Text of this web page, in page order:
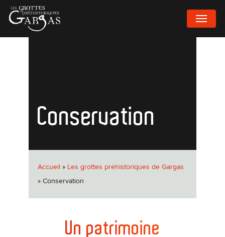
Passer
contenu
MENU
Conservation
Accueil » Les grottes préhistoriques de Gargas
»Conservation
Un patrimoine